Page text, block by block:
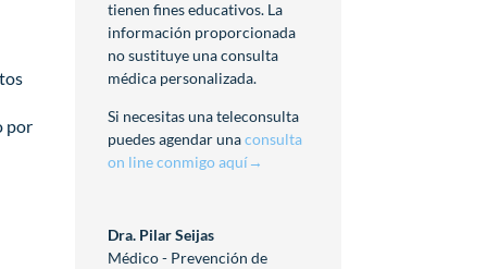
por
tienen fines educativos. La
información proporcionada
no sustituye una consulta
médica personalizada.
Si necesitas una teleconsulta
puedes agendar unaconsulta
on line conmigo aquí→
Dra. Pilar Seijas
Médico - Prevención de